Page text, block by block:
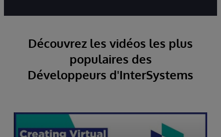
Découvrez les vidéos les plus
populaires des
Développeurs d'InterSystems